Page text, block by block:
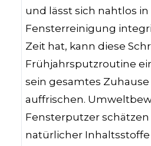
und lässt sich nahtlos
Fensterreinigung
Zeit hat, kann diese
Frühjahrsputzroutine
sein gesamtes
auffrischen.
Fensterputzer
natürlicher